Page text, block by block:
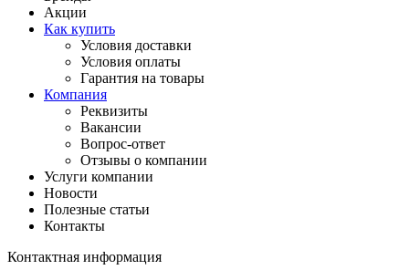
Акции
Как купить
Условия доставки
Условия оплаты
Гарантия на товары
Компания
Реквизиты
Вакансии
Вопрос-ответ
Отзывы о компании
Услуги компании
Новости
Полезные статьи
Контакты
Контактная информация